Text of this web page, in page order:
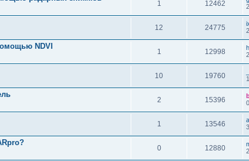
1 12462
12 24775
NDVI
1 12998
10 19760
2 15396
1 13546
0 12880